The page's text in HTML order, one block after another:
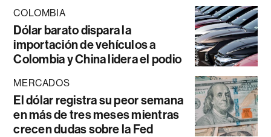
COLOMBIA
Dólar barato dispara la
importación de vehículos a
Colombia y China lidera el podio
MERCADOS
El dólar registra su peor semana
en más de tres meses mientras
crecen dudas sobre la Fed